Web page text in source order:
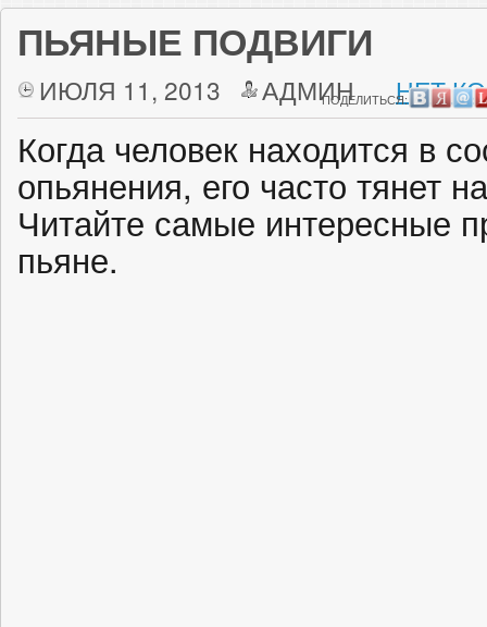
ПЬЯНЫЕ ПОДВИГИ
ИЮЛЯ 11, 2013 АДМИН НЕТ
ПОДЕЛИТЬСЯ:
Когда человек находится в
опьянения, его часто тянет
Читайте самые интересные
пьяне.